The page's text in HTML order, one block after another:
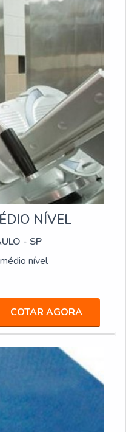
NÍVEL
- SP
nível
COTAR AGORA